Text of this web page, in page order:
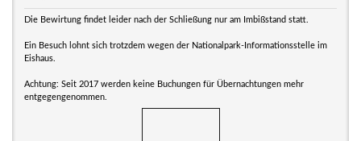
Die Bewirtung findet leider nach der Schließung nur am Imbißstand statt.
Ein Besuch lohnt sich trotzdem wegen der Nationalpark-Informationsstelle im
Eishaus.
Achtung: Seit 2017 werden keine Buchungen für Übernachtungen mehr
entgegengenommen.